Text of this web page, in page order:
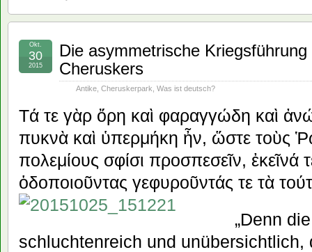
Die asymmetrische
Cheruskers
Antike Cheruskerpark Was ist deutsch?
Okt.
30
2015
Τά τε γὰρ ὄρη καὶ φαραγγώδη καὶ
πυκνὰ καὶ ὑπερμήκη ἦν, ὥστε τοὺς
πολεμίους σφίσι προσπεσεῖν, ἐκεῖνά
ὁδοποιοῦντας γεφυροῦντάς τε τὰ
„Denn
schluchtenreich und